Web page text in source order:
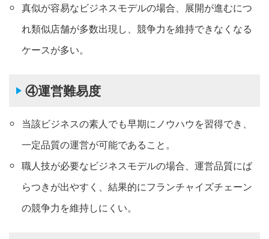
真似が容易なビジネスモデルの場合、展開が進むにつ
れ類似店舗が多数出現し、競争力を維持できなくなる
ケースが多い。
④運営難易度
当該ビジネスの素人でも早期にノウハウを習得でき、
一定品質の運営が可能であること。
職人技が必要なビジネスモデルの場合、運営品質にば
らつきが出やすく、結果的にフランチャイズチェーン
の競争力を維持しにくい。